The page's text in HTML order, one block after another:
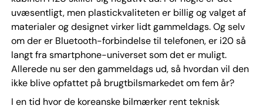
uvæsentligt, men plastickvaliteten er billig og valget af
materialer og designet virker lidt gammeldags. Og selv
om der er Bluetooth-forbindelse til telefonen, er i20 så
langt fra smartphone-universet som det er muligt.
Allerede nu ser den gammeldags ud, så hvordan vil den
ikke blive opfattet på brugtbilsmarkedet om fem år?
I en tid hvor de koreanske bilmærker rent teknisk